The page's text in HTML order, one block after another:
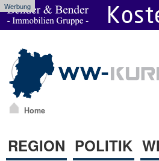
Werbung
Home
REGION POLITIK